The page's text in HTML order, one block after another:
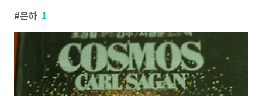
은하 1